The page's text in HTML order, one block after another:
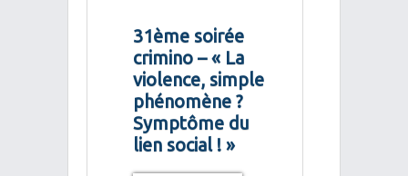
31ème soirée
crimino – « La
violence, simple
phénomène ?
Symptôme du
lien social ! »